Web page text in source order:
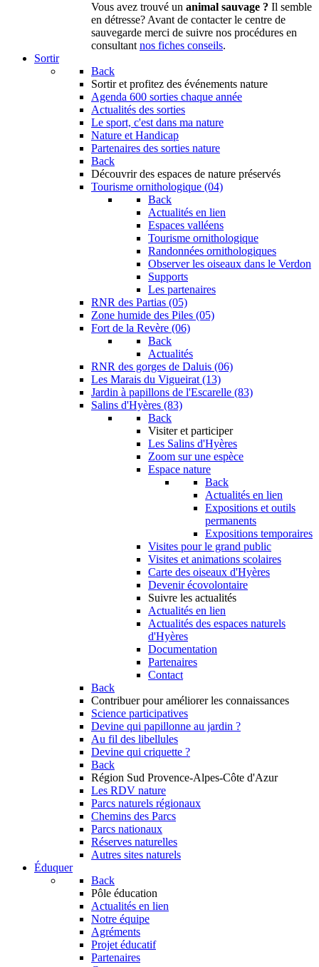
Vous avez trouvé un animal sauvage ? Il semble
en détresse? Avant de contacter le centre de
sauvegarde merci de suivre nos procédures en
consultant nos fiches conseils.
Sortir
Back
Sortir et profitez des événements nature
Agenda 600 sorties chaque année
Actualités des sorties
Le sport, c'est dans ma nature
Nature et Handicap
Partenaires des sorties nature
Back
Découvrir des espaces de nature préservés
Tourisme ornithologique (04)
Back
Actualités en lien
Espaces valléens
Tourisme ornithologique
Randonnées ornithologiques
Observer les oiseaux dans le Verdon
Supports
Les partenaires
RNR des Partias (05)
Zone humide des Piles (05)
Fort de la Revère (06)
Back
Actualités
RNR des gorges de Daluis (06)
Les Marais du Vigueirat (13)
Jardin à papillons de l'Escarelle (83)
Salins d'Hyères (83)
Back
Visiter et participer
Les Salins d'Hyères
Zoom sur une espèce
Espace nature
Back
Actualités en lien
Expositions et outils
permanents
Expositions temporaires
Visites pour le grand public
Visites et animations scolaires
Carte des oiseaux d'Hyères
Devenir écovolontaire
Suivre les actualités
Actualités en lien
Actualités des espaces naturels
d'Hyères
Documentation
Partenaires
Contact
Back
Contribuer pour améliorer les connaissances
Science participatives
Devine qui papillonne au jardin ?
Au fil des libellules
Devine qui criquette ?
Back
Région Sud Provence-Alpes-Côte d'Azur
Les RDV nature
Parcs naturels régionaux
Chemins des Parcs
Parcs nationaux
Réserves naturelles
Autres sites naturels
Éduquer
Back
Pôle éducation
Actualités en lien
Notre équipe
Agréments
Projet éducatif
Partenaires